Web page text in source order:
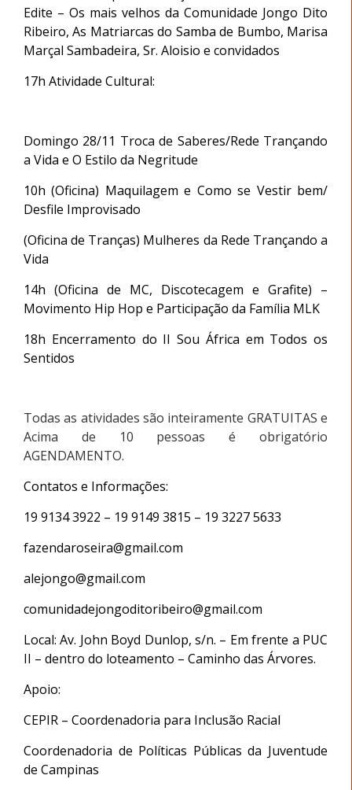
Edite – Os mais velhos da Comunidade Jongo Dito
Ribeiro, As Matriarcas do Samba de Bumbo, Marisa
Marçal Sambadeira, Sr. Aloisio e convidados
17h Atividade Cultural:
Domingo 28/11 Troca de Saberes/Rede Trançando
a Vida e O Estilo da Negritude
10h (Oficina) Maquilagem e Como se Vestir bem/
Desfile Improvisado
(Oficina de Tranças) Mulheres da Rede Trançando a
Vida
14h (Oficina de MC, Discotecagem e Grafite) –
Movimento Hip Hop e Participação da Família MLK
18h Encerramento do II Sou África em Todos os
Sentidos
Todas as atividades são inteiramente GRATUITAS e
Acima de 10 pessoas é obrigatório
AGENDAMENTO.
Contatos e Informações:
19 9134 3922 – 19 9149 3815 – 19 3227 5633
fazendaroseira@gmail.com
alejongo@gmail.com
comunidadejongoditoribeiro@gmail.com
Local: Av. John Boyd Dunlop, s/n. – Em frente a PUC
II – dentro do loteamento – Caminho das Árvores.
Apoio:
CEPIR – Coordenadoria para Inclusão Racial
Coordenadoria de Políticas Públicas da Juventude
de Campinas